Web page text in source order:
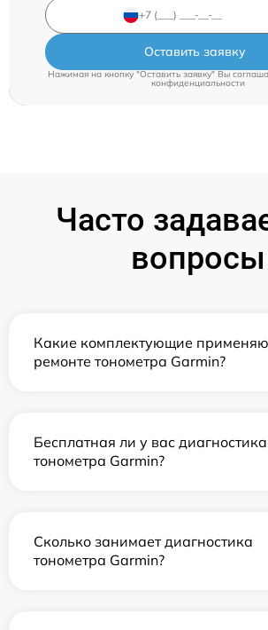
Оставить заявку
Нажимая на кнопку "Оставить заявку" Вы
конфиденциальности
Часто
вопросы
Какие комплектующие
ремонте тонометра Garmin?
Бесплатная ли у вас диагностика
тонометра Garmin?
Сколько занимает диагностика
тонометра Garmin?